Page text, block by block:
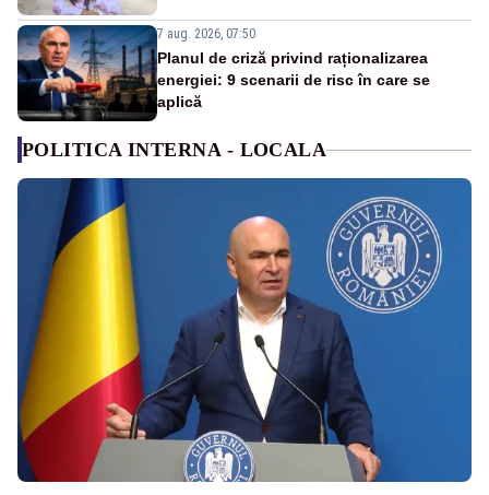
7 aug. 2026, 07:50
Planul de criză privind raționalizarea
energiei: 9 scenarii de risc în care se
aplică
POLITICA INTERNA - LOCALA